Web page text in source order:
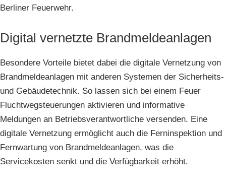
Berliner Feuerwehr.
Digital vernetzte Brandmeldeanlagen
Besondere Vorteile bietet dabei die digitale Vernetzung von
Brandmeldeanlagen mit anderen Systemen der Sicherheits-
und Gebäudetechnik. So lassen sich bei einem Feuer
Fluchtwegsteuerungen aktivieren und informative
Meldungen an Betriebsverantwortliche versenden. Eine
digitale Vernetzung ermöglicht auch die Ferninspektion und
Fernwartung von Brandmeldeanlagen, was die
Servicekosten senkt und die Verfügbarkeit erhöht.